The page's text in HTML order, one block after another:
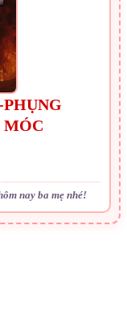
MÓC
nay ba mẹ nhé!